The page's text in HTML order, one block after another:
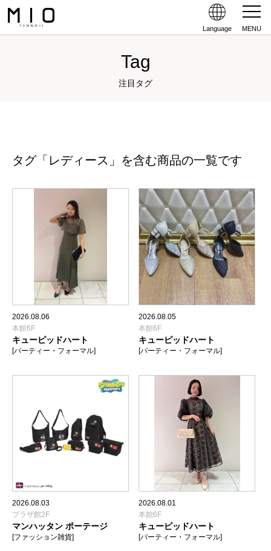
Language MENU
Tag
注目タグ
タグ「レディース」を含む商品の一覧です
2026.08.06
本館6F
キューピッドハート
[パーティー・フォーマル]
2026.08.05
本館6F
キューピッドハート
[パーティー・フォーマル]
2026.08.03
プラザ館2F
マンハッタン ポーテージ
[ファッション雑貨]
2026.08.01
本館6F
キューピッドハート
[パーティー・フォーマル]